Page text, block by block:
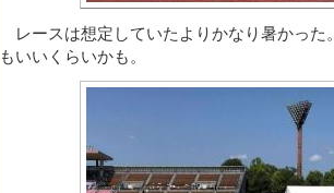
レースは想定していたよりかなり暑かった
もいいくらいかも。